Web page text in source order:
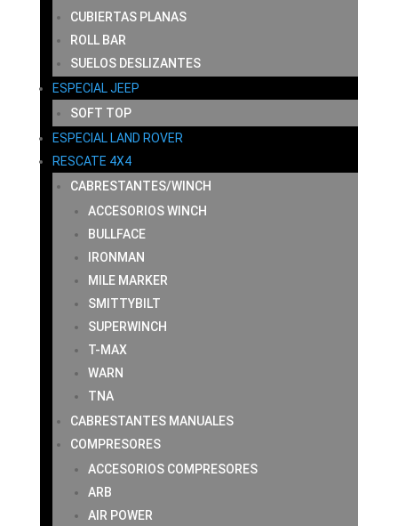
CUBIERTAS PLANAS
ROLL BAR
SUELOS DESLIZANTES
ESPECIAL JEEP
SOFT TOP
ESPECIAL LAND ROVER
RESCATE 4X4
CABRESTANTES/WINCH
ACCESORIOS WINCH
BULLFACE
IRONMAN
MILE MARKER
SMITTYBILT
SUPERWINCH
T-MAX
WARN
TNA
CABRESTANTES MANUALES
COMPRESORES
ACCESORIOS COMPRESORES
ARB
AIR POWER